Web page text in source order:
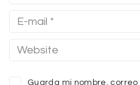
Guarda mi nombre,